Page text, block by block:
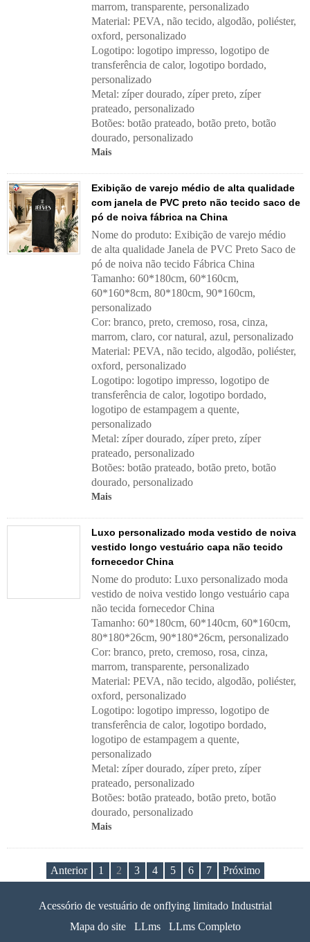
marrom, transparente, personalizado
Material: PEVA, não tecido, algodão, poliéster,
oxford, personalizado
Logotipo: logotipo impresso, logotipo de
transferência de calor, logotipo bordado,
personalizado
Metal: zíper dourado, zíper preto, zíper
prateado, personalizado
Botões: botão prateado, botão preto, botão
dourado, personalizado
Mais
Exibição de varejo médio de alta qualidade
com janela de PVC preto não tecido saco de
pó de noiva fábrica na China
Nome do produto: Exibição de varejo médio
de alta qualidade Janela de PVC Preto Saco de
pó de noiva não tecido Fábrica China
Tamanho: 60*180cm, 60*160cm,
60*160*8cm, 80*180cm, 90*160cm,
personalizado
Cor: branco, preto, cremoso, rosa, cinza,
marrom, claro, cor natural, azul, personalizado
Material: PEVA, não tecido, algodão, poliéster,
oxford, personalizado
Logotipo: logotipo impresso, logotipo de
transferência de calor, logotipo bordado,
logotipo de estampagem a quente,
personalizado
Metal: zíper dourado, zíper preto, zíper
prateado, personalizado
Botões: botão prateado, botão preto, botão
dourado, personalizado
Mais
Luxo personalizado moda vestido de noiva
vestido longo vestuário capa não tecido
fornecedor China
Nome do produto: Luxo personalizado moda
vestido de noiva vestido longo vestuário capa
não tecida fornecedor China
Tamanho: 60*180cm, 60*140cm, 60*160cm,
80*180*26cm, 90*180*26cm, personalizado
Cor: branco, preto, cremoso, rosa, cinza,
marrom, transparente, personalizado
Material: PEVA, não tecido, algodão, poliéster,
oxford, personalizado
Logotipo: logotipo impresso, logotipo de
transferência de calor, logotipo bordado,
logotipo de estampagem a quente,
personalizado
Metal: zíper dourado, zíper preto, zíper
prateado, personalizado
Botões: botão prateado, botão preto, botão
dourado, personalizado
Mais
Anterior 1 2 3 4 5 6 7 Próximo
Acessório de vestuário de onflying limitado Industrial
Mapa do site
LLms LLms Completo